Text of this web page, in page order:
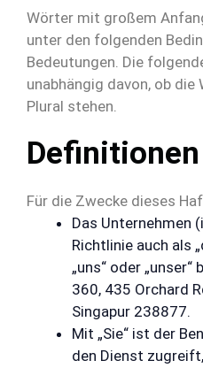
Wörter mit großem
unter den folgenden
Bedeutungen. Die
unabhängig davon, ob
Plural stehen.
Definitionen
Für die Zwecke dieses
Das Unternehmen
Richtlinie auch als
„uns“ oder
360, 435 Orchard
Singapur 238877.
Mit „Sie“ ist der
den Dienst